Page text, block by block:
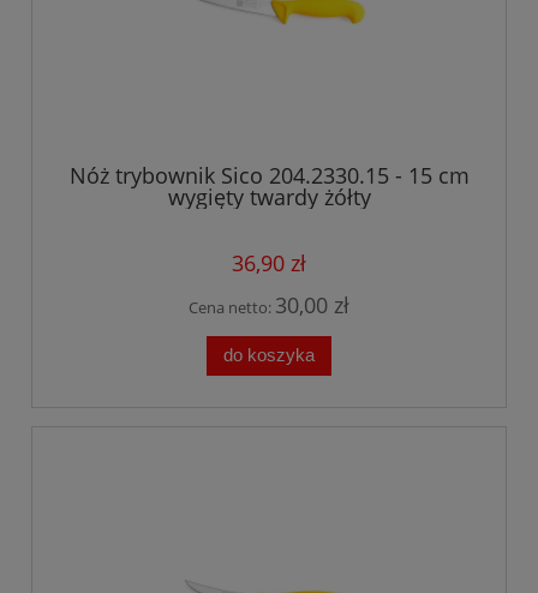
Nóż trybownik Sico 204.2330.15 - 15 cm
wygięty twardy żółty
36,90 zł
Cena netto: 30,00 zł
do koszyka